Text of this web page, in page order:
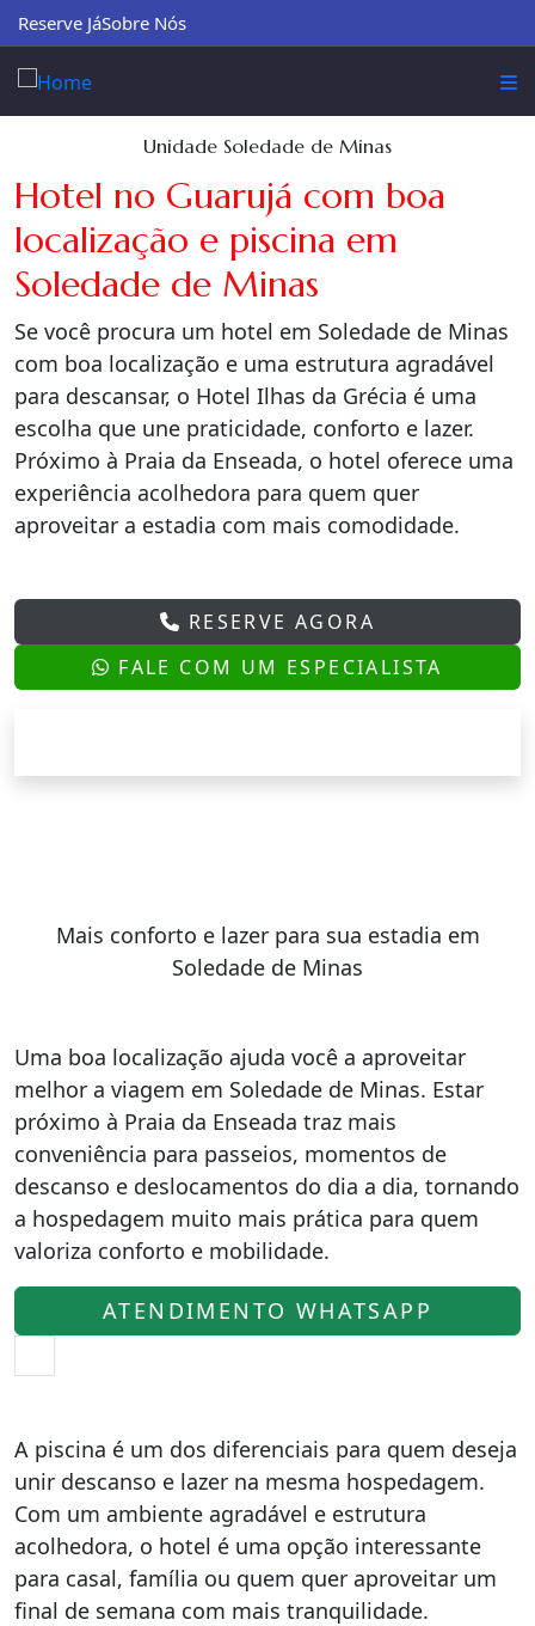
Reserve JáSobre Nós
Unidade Soledade de Minas
Hotel no Guarujá com boa
localização e piscina em
Soledade de Minas
Se você procura um hotel em Soledade de Minas
com boa localização e uma estrutura agradável
para descansar, o Hotel Ilhas da Grécia é uma
escolha que une praticidade, conforto e lazer.
Próximo à Praia da Enseada, o hotel oferece uma
experiência acolhedora para quem quer
aproveitar a estadia com mais comodidade.
RESERVE AGORA
FALE COM UM ESPECIALISTA
Mais conforto e lazer para sua estadia em
Soledade de Minas
Uma boa localização ajuda você a aproveitar
melhor a viagem em Soledade de Minas. Estar
próximo à Praia da Enseada traz mais
conveniência para passeios, momentos de
descanso e deslocamentos do dia a dia, tornando
a hospedagem muito mais prática para quem
valoriza conforto e mobilidade.
ATENDIMENTO WHATSAPP
A piscina é um dos diferenciais para quem deseja
unir descanso e lazer na mesma hospedagem.
Com um ambiente agradável e estrutura
acolhedora, o hotel é uma opção interessante
para casal, família ou quem quer aproveitar um
final de semana com mais tranquilidade.